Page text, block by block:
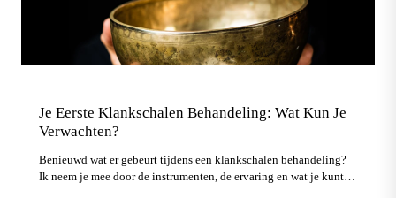
Je Eerste Klankschalen Behandeling: Wat Kun Je
Verwachten?
Benieuwd wat er gebeurt tijdens een klankschalen behandeling?
Ik neem je mee door de instrumenten, de ervaring en wat je kunt